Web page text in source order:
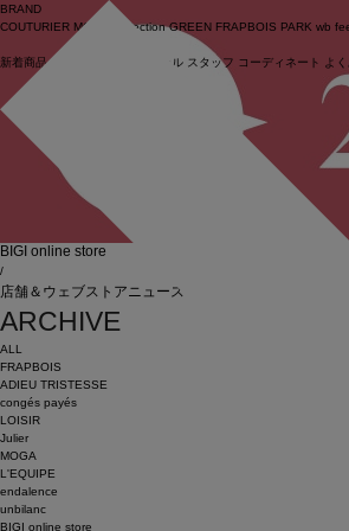
ログイン
BRAND
COUTURIER MOGA Collection GREEN FRAPBOIS PARK wb
新着商品 (ライブ) セール スタッフ コーディネート よ
BIGI online store
/
店舗＆ウェブストアニュース
ARCHIVE
ALL
FRAPBOIS
ADIEU TRISTESSE
congés payés
LOISIR
Julier
MOGA
L'EQUIPE
endalence
unbilanc
BIGI online store